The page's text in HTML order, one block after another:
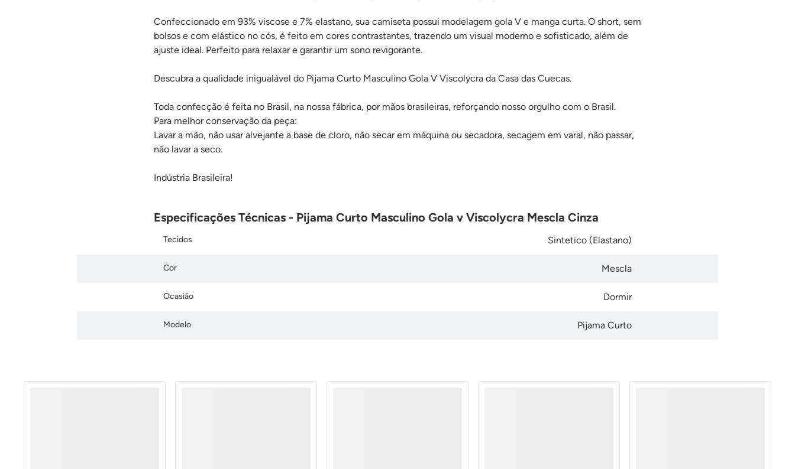
Confeccionado em 93% viscose e 7% elastano, sua camiseta possui modelagem gola V e manga curta. O short, sem
bolsos e com elástico no cós, é feito em cores contrastantes, trazendo um visual moderno e sofisticado, além de
ajuste ideal. Perfeito para relaxar e garantir um sono revigorante.
Descubra a qualidade inigualável do Pijama Curto Masculino Gola V Viscolycra da Casa das Cuecas.
Toda confecção é feita no Brasil, na nossa fábrica, por mãos brasileiras, reforçando nosso orgulho com o Brasil.
Para melhor conservação da peça:
Lavar a mão, não usar alvejante a base de cloro, não secar em máquina ou secadora, secagem em varal, não passar,
não lavar a seco.
Indústria Brasileira!
Especificações Técnicas - Pijama Curto Masculino Gola v Viscolycra Mescla Cinza
Tecidos Sintetico (Elastano)
Cor Mescla
Ocasião Dormir
Modelo Pijama Curto